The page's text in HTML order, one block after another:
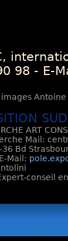
98 - E-
ART
Mail:
36 Bd
Mail:
conseil